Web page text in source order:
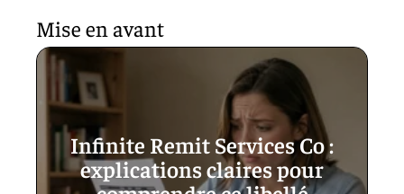
Mise en avant
Infinite Remit Services Co :
explications claires pour